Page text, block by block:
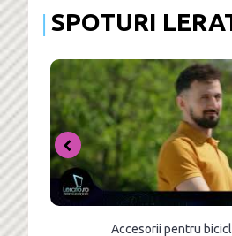
SPOTURI
Accesorii pentru